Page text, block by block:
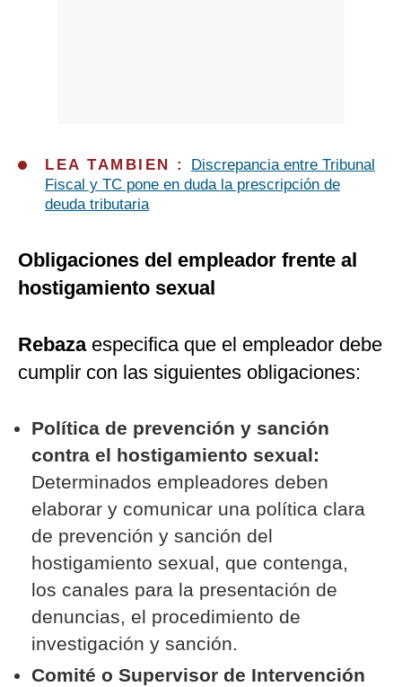
LEA TAMBIEN :
Discrepancia entre Tribunal
Fiscal y TC pone en duda la prescripción de
deuda tributaria
Obligaciones del empleador frente al
hostigamiento sexual
Rebazaespecifica que el empleador debe
cumplir con las siguientes obligaciones:
Política de prevención y sanción
contra el hostigamiento sexual:
Determinados empleadores deben
elaborar y comunicar una política clara
de prevención y sanción del
hostigamiento sexual, que contenga,
los canales para la presentación de
denuncias, el procedimiento de
investigación y sanción.
Comité o Supervisor de Intervención